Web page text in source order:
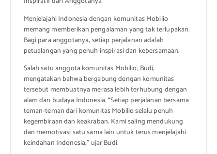
Menjelajahi Indonesia dengan komunitas Mobilio
memang memberikan pengalaman yang tak terlupakan.
Bagi para anggotanya, setiap perjalanan adalah
petualangan yang penuh inspirasi dan kebersamaan.
Salah satu anggota komunitas Mobilio, Budi,
mengatakan bahwa bergabung dengan komunitas
tersebut membuatnya merasa lebih terhubung dengan
alam dan budaya Indonesia. “Setiap perjalanan bersama
teman-teman dari komunitas Mobilio selalu penuh
kegembiraan dan keakraban. Kami saling mendukung
dan memotivasi satu sama lain untuk terus menjelajahi
keindahan Indonesia,” ujar Budi.